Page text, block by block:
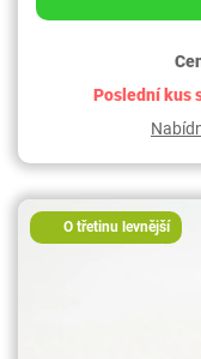
Poslední kus
O třetinu levnější